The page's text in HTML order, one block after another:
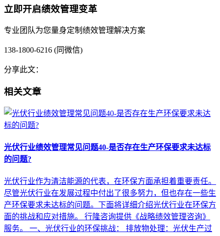
立即开启绩效管理变革
专业团队为您量身定制绩效管理解决方案
138-1800-6216 (同微信)
分享此文：
相关文章
光伏行业绩效管理常见问题40-是否存在生产环保要求未达标
的问题?
光伏行业作为清洁能源的代表，在环保方面承担着重要责任。
尽管光伏行业在发展过程中付出了很多努力，但也存在一些生
产环保要求未达标的问题。下面将详细介绍光伏行业在环保方
面的挑战和应对措施。 行隆咨询提供《战略绩效管理咨询》
服务。 一、光伏行业的环保挑战： 排放物处理：光伏生产过